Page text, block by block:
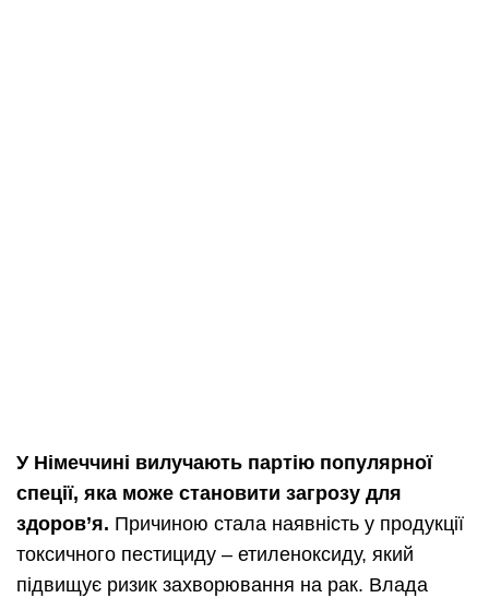
У Німеччині вилучають партію популярної
спеції, яка може становити загрозу для
здоров’я. Причиною стала наявність у продукції
токсичного пестициду – етиленоксиду, який
підвищує ризик захворювання на рак. Влада